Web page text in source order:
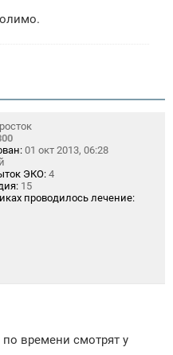
01 окт 2013, 06:28
ЭКО: 4
15
проводилось лечение:
времени смотрят у